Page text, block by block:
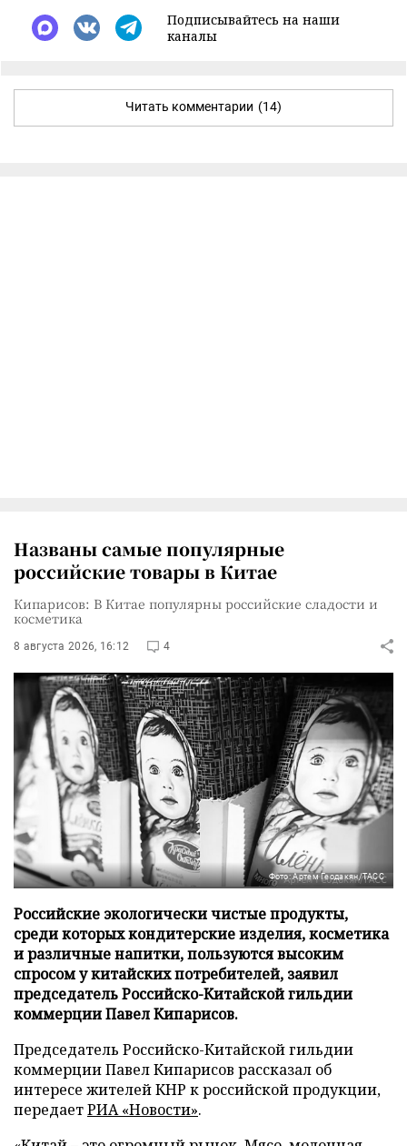
Подписывайтесь на наши
каналы
Читать комментарии (14)
Названы самые популярные
российские товары в Китае
Кипарисов: В Китае популярны российские сладости и
косметика
8 августа 2026, 16:12 4
Фото: Артем Геодакян/ТАСС
Российские экологически чистые продукты,
среди которых кондитерские изделия, косметика
и различные напитки, пользуются высоким
спросом у китайских потребителей, заявил
председатель Российско-Китайской гильдии
коммерции Павел Кипарисов.
Председатель Российско-Китайской гильдии
коммерции Павел Кипарисов рассказал об
интересе жителей КНР к российской продукции,
передаетРИА «Новости».